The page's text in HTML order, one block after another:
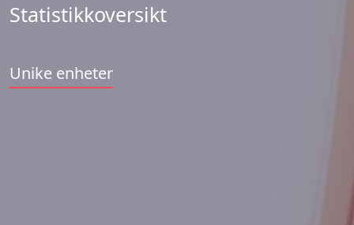
Statistikkoversikt
Unike enheter